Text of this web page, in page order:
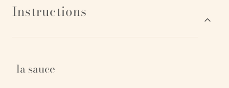
Instructions
la sauce